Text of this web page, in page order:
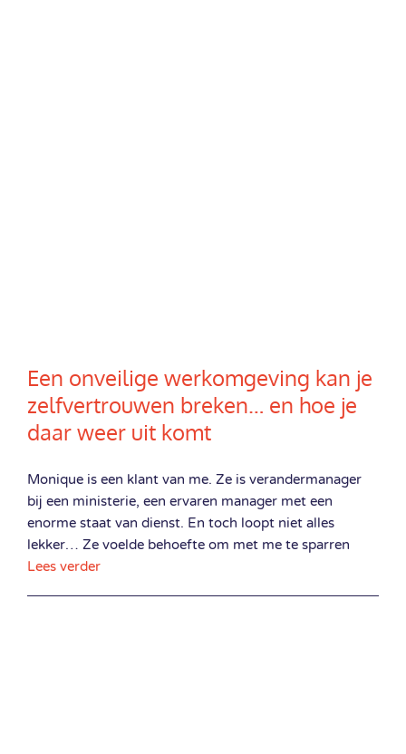
Een onveilige werkomgeving kan je
zelfvertrouwen breken… en hoe je
daar weer uit komt
Monique is een klant van me. Ze is verandermanager
bij een ministerie, een ervaren manager met een
enorme staat van dienst. En toch loopt niet alles
lekker… Ze voelde behoefte om met me te sparren
Lees verder